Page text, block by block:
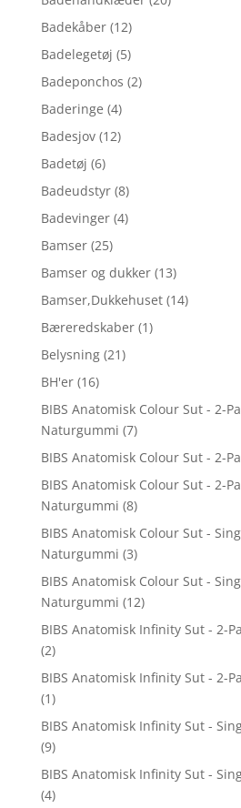
Badekåber (12)
Badelegetøj (5)
Badeponchos (2)
Baderinge (4)
Badesjov (12)
Badetøj (6)
Badeudstyr (8)
Badevinger (4)
Bamser (25)
Bamser og dukker (13)
Bamser,Dukkehuset (14)
Bæreredskaber (1)
Belysning (21)
BH'er (16)
BIBS Anatomisk Colour Sut - 2-
Naturgummi (7)
BIBS Anatomisk Colour Sut - 2-
BIBS Anatomisk Colour Sut - 2-
Naturgummi (8)
BIBS Anatomisk Colour Sut -
Naturgummi (3)
BIBS Anatomisk Colour Sut -
Naturgummi (12)
BIBS Anatomisk Infinity Sut - 2-
(2)
BIBS Anatomisk Infinity Sut - 2-
(1)
BIBS Anatomisk Infinity Sut -
(9)
BIBS Anatomisk Infinity Sut -
(4)